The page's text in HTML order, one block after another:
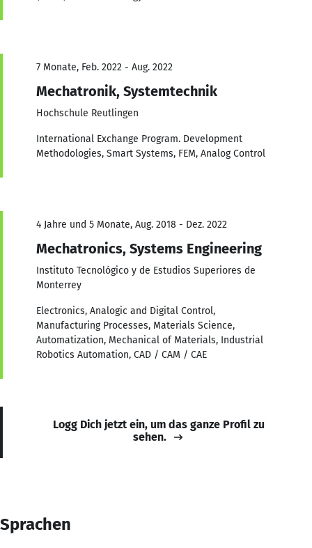
7 Monate, Feb. 2022 - Aug. 2022
Mechatronik, Systemtechnik
Hochschule Reutlingen
International Exchange Program. Development
Methodologies, Smart Systems, FEM, Analog Control
4 Jahre und 5 Monate, Aug. 2018 - Dez. 2022
Mechatronics, Systems Engineering
Instituto Tecnológico y de Estudios Superiores de
Monterrey
Electronics, Analogic and Digital Control,
Manufacturing Processes, Materials Science,
Automatization, Mechanical of Materials, Industrial
Robotics Automation, CAD / CAM / CAE
Logg Dich jetzt ein, um das ganze Profil zu
sehen.
Sprachen